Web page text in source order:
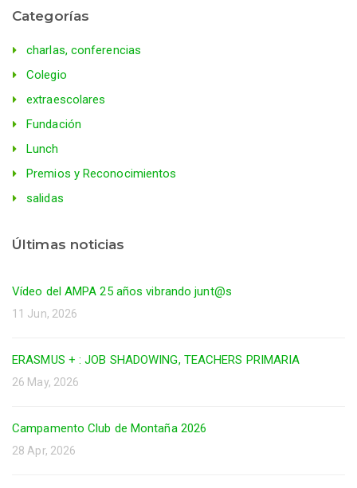
Categorías
charlas, conferencias
Colegio
extraescolares
Fundación
Lunch
Premios y Reconocimientos
salidas
Últimas noticias
Vídeo del AMPA 25 años vibrando junt@s
11 Jun, 2026
ERASMUS + : JOB SHADOWING, TEACHERS PRIMARIA
26 May, 2026
Campamento Club de Montaña 2026
28 Apr, 2026